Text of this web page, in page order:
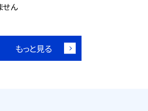
せん
もっと見る